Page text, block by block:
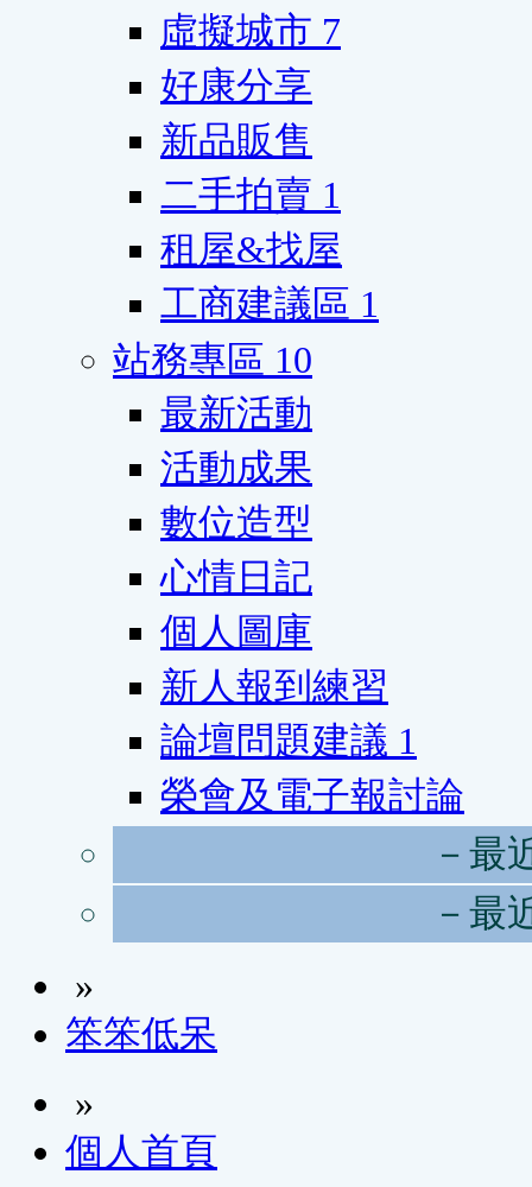
虛擬城市 7
好康分享
新品販售
二手拍賣 1
租屋&找屋
工商建議區 1
站務專區 10
最新活動
活動成果
數位造型
心情日記
個人圖庫
新人報到練習
論壇問題建議 1
榮會及電子報討論
－最
－最
»
笨笨低呆
»
個人首頁